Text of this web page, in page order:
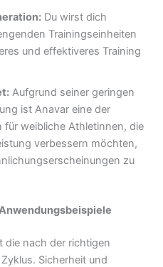
Du wirst dich
Trainingseinheiten
und effektiveres Training
Aufgrund seiner geringen
ist Anavar eine der
für weibliche Athletinnen, die
verbessern möchten,
zu
die nach der richtigen
Sicherheit und